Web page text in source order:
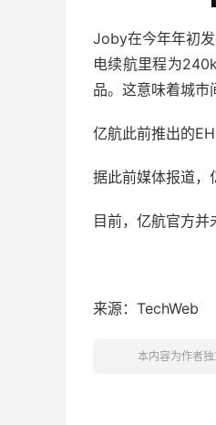
Joby在今年年初
电续航里程为
品。这意味着城市
亿航此前推出的
据此前媒体报道，
目前，亿航官方并
来源：TechWeb
本内容为作者